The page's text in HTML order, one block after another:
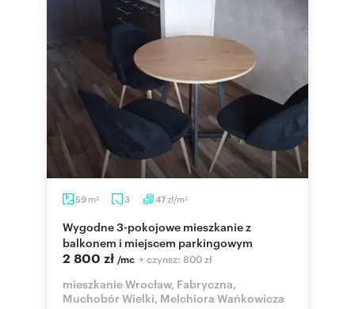
59 m2 3 47zł/m2
Wygodne 3-pokojowe mieszkanie z
balkonem i miejscem parkingowym
2 800 zł /mc + czynsz: 800 zł
mieszkanie Wrocław, Fabryczna,
Muchobór Wielki, Melchiora Wańkowicza